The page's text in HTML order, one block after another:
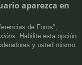
aparezca en
de Foros",
. Habilite esta opción
y usted mismo.